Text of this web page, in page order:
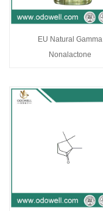
EU Natural Gamma
Nonalactone